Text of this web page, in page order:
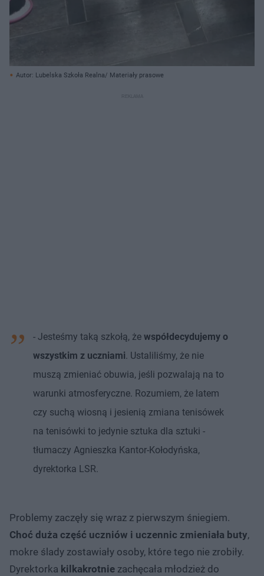
Autor: Lubelska Szkoła Realna/ Materiały prasowe
- Jesteśmy taką szkołą, że współdecydujemy o
wszystkim z uczniami. Ustaliliśmy, że nie
muszą zmieniać obuwia, jeśli pozwalają na to
warunki atmosferyczne. Rozumiem, że latem
czy suchą wiosną i jesienią zmiana tenisówek
na tenisówki to jedynie sztuka dla sztuki -
tłumaczy Agnieszka Kantor-Kołodyńska,
dyrektorka LSR.
Problemy zaczęły się wraz z pierwszym śniegiem.
Choć duża część uczniów i uczennic zmieniała buty,
mokre ślady zostawiały osoby, które tego nie zrobiły.
Dyrektorka kilkakrotnie zachęcała młodzież do